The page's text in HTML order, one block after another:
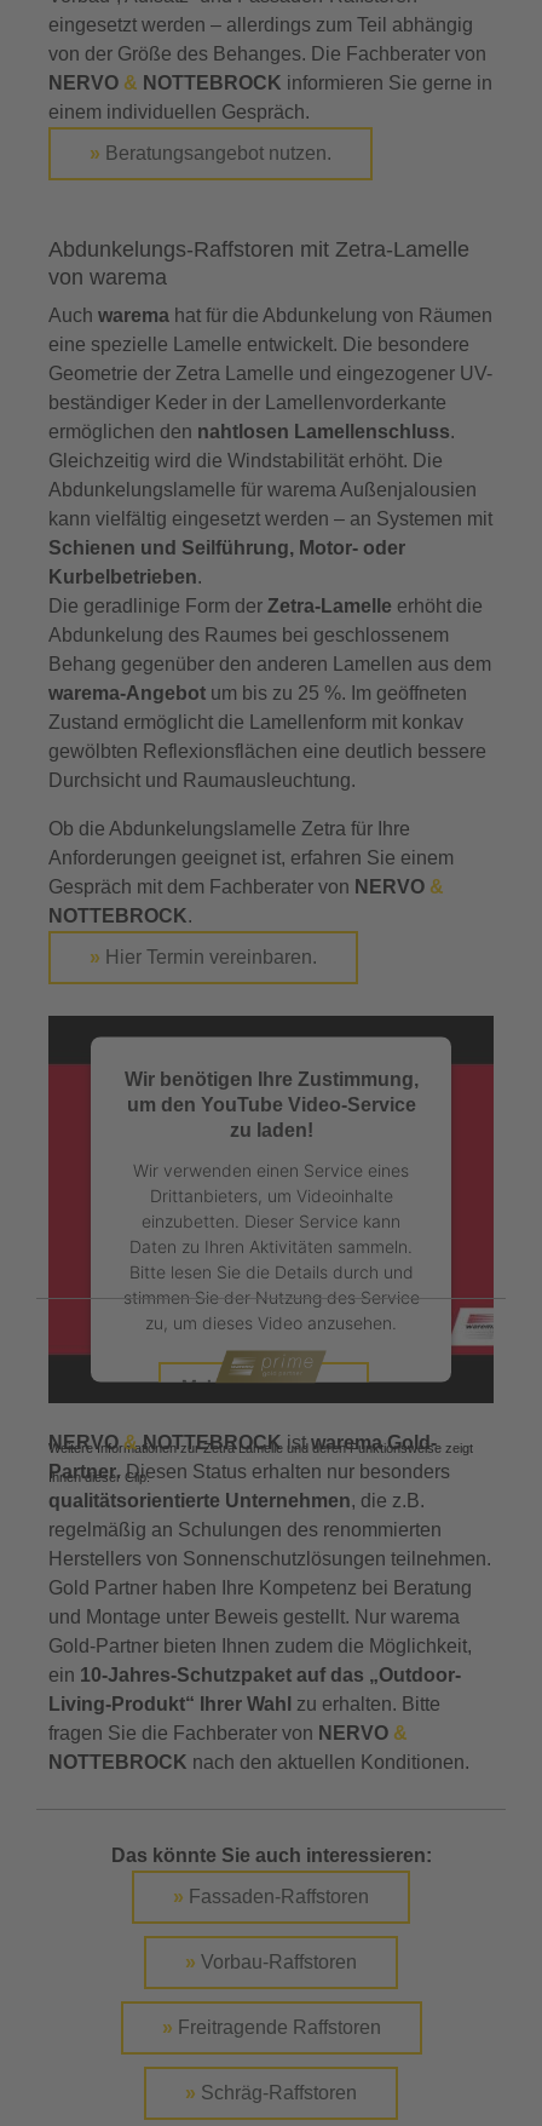
eingesetzt werden – allerdings zum Teil abhängig
von der Größe des Behanges. Die Fachberater von
NERVO & NOTTEBROCK informieren Sie gerne in
einem individuellen Gespräch.
» Beratungsangebot nutzen.
Abdunkelungs-Raffstoren mit Zetra-Lamelle
von warema
Auch warema hat für die Abdunkelung von Räumen
eine spezielle Lamelle entwickelt. Die besondere
Geometrie der Zetra Lamelle und eingezogener UV-
beständiger Keder in der Lamellenvorderkante
ermöglichen den nahtlosen Lamellenschluss.
Gleichzeitig wird die Windstabilität erhöht. Die
Abdunkelungslamelle für warema Außenjalousien
kann vielfältig eingesetzt werden – an Systemen mit
Schienen und Seilführung, Motor- oder
Kurbelbetrieben.
Die geradlinige Form der Zetra-Lamelle erhöht die
Abdunkelung des Raumes bei geschlossenem
Behang gegenüber den anderen Lamellen aus dem
warema-Angebot um bis zu 25 %. Im geöffneten
Zustand ermöglicht die Lamellenform mit konkav
gewölbten Reflexionsflächen eine deutlich bessere
Durchsicht und Raumausleuchtung.
Ob die Abdunkelungslamelle Zetra für Ihre
Anforderungen geeignet ist, erfahren Sie einem
Gespräch mit dem Fachberater von NERVO &
NOTTEBROCK.
» Hier Termin vereinbaren.
Wir benötigen Ihre Zustimmung,
um den YouTube Video-Service
zu laden!
Wir verwenden einen Service eines
Drittanbieters, um Videoinhalte
einzubetten. Dieser Service kann
Daten zu Ihren Aktivitäten sammeln.
Bitte lesen Sie die Details durch und
stimmen Sie der Nutzung des Service
zu, um dieses Video anzusehen.
Mehr Informationen
Akzeptieren
powered byUsercentrics Consent
Management Platform
eRecht24
Weitere Informationen zur Zetra Lamelle und deren Funktionsweise zeigt
Ihnen dieser Clip.
NERVO&NOTTEBROCKistwarema Gold-
Partner. Diesen Status erhalten nur besonders
qualitätsorientierte Unternehmen, die z.B.
regelmäßig an Schulungen des renommierten
Herstellers von Sonnenschutzlösungen teilnehmen.
Gold Partner haben Ihre Kompetenz bei Beratung
und Montage unter Beweis gestellt. Nur warema
Gold-Partner bieten Ihnen zudem die Möglichkeit,
ein 10-Jahres-Schutzpaket auf das „Outdoor-
Living-Produkt“ Ihrer Wahl zu erhalten. Bitte
fragen Sie die Fachberater von NERVO &
NOTTEBROCK nach den aktuellen Konditionen.
Das könnte Sie auch interessieren:
» Fassaden-Raffstoren
» Vorbau-Raffstoren
» Freitragende Raffstoren
» Schräg-Raffstoren